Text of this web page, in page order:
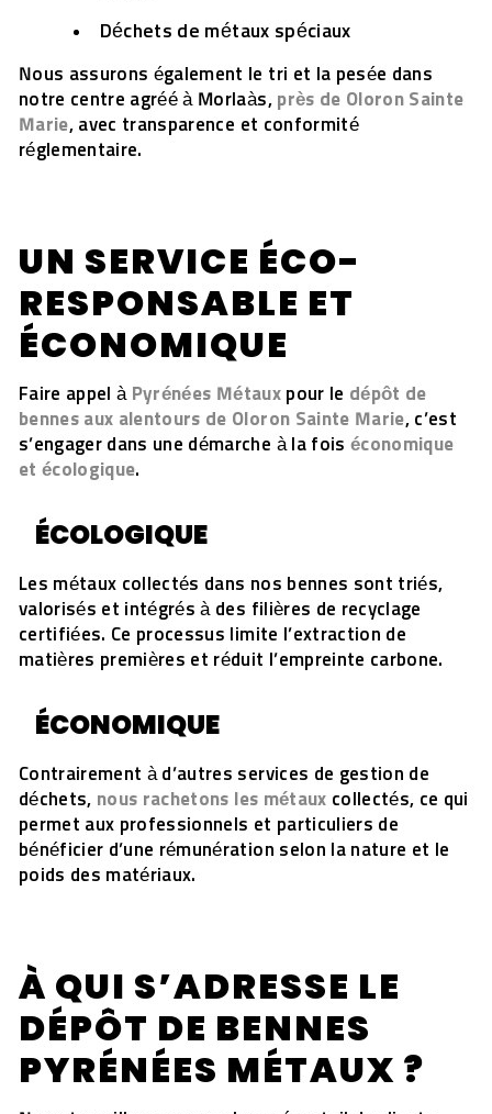
Déchets de métaux spéciaux
Nous assurons également le tri et la pesée dans
notre centre agréé à Morlaàs, près de Oloron Sainte
Marie, avec transparence et conformité
réglementaire.
UN SERVICE ÉCO-
RESPONSABLE ET
ÉCONOMIQUE
Faire appel à Pyrénées Métauxpour le dépôt de
bennes aux alentours de Oloron Sainte Marie, c’est
s’engager dans une démarche à la fois économique
et écologique.
ÉCOLOGIQUE
Les métaux collectés dans nos bennes sont triés,
valorisés et intégrés à des filières de recyclage
certifiées. Ce processus limite l’extraction de
matières premières et réduit l’empreinte carbone.
ÉCONOMIQUE
Contrairement à d’autres services de gestion de
déchets, nous rachetons les métaux collectés, ce qui
permet aux professionnels et particuliers de
bénéficier d’une rémunération selon la nature et le
poids des matériaux.
À QUI S’ADRESSE LE
DÉPÔT DE BENNES
PYRÉNÉES MÉTAUX ?